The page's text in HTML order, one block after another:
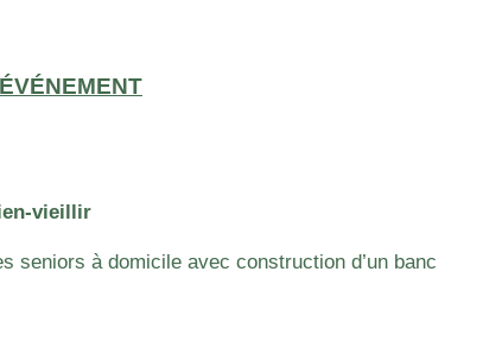
vieillir
seniors à domicile avec construction d’un banc